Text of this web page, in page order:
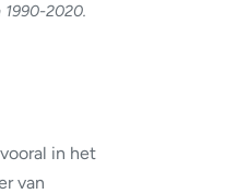
2020.
in het
van